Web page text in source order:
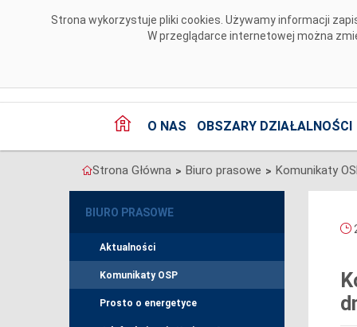
Strona wykorzystuje pliki cookies. Używamy informacji
W przeglądarce internetowej można
O NAS OBSZARY DZIAŁALNOŚCI
Strona Główna > Biuro prasowe > Komunikaty
BIURO PRASOWE
Aktualności
Komunikaty OSP
Prosto o energetyce